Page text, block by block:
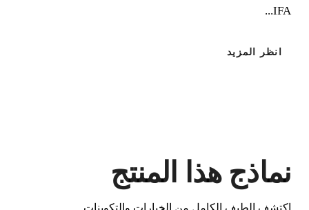
Filter for dry vacuuming and M- Class
cleaner.IFA certification.
IFA...
انظر المزيد
نماذج هذا المنتج
اكتشف الطيف الكامل من الخيارات والتكوينات.